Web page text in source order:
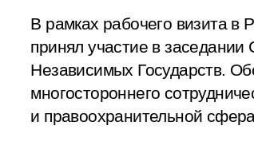
В рамках рабочего визита в
принял участие в заседании
Независимых Государств.
многостороннего
и правоохранительной